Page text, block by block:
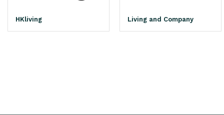
HKliving Living and Company